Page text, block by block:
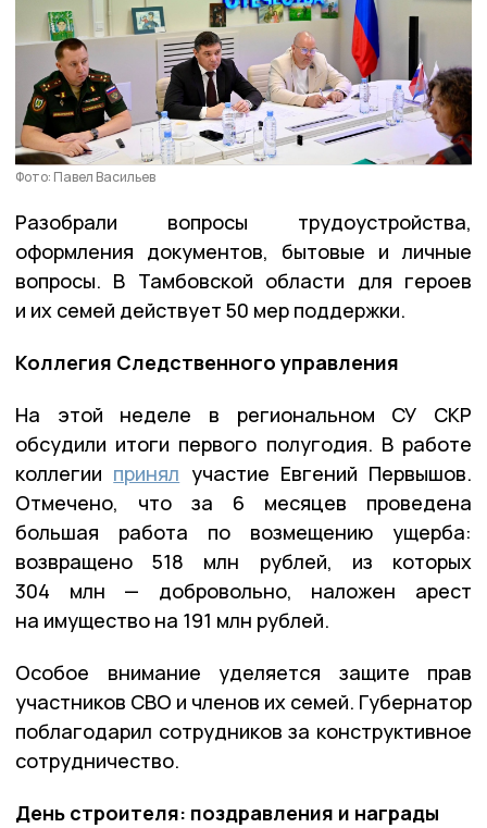
Фото: Павел Васильев
Разобрали вопросы трудоустройства,
оформления документов, бытовые и личные
вопросы. В Тамбовской области для героев
и их семей действует 50 мер поддержки.
Коллегия Следственного управления
На этой неделе в региональном СУ СКР
обсудили итоги первого полугодия. В работе
коллегии принял участие Евгений Первышов.
Отмечено, что за 6 месяцев проведена
большая работа по возмещению ущерба:
возвращено 518 млн рублей, из которых
304 млн — добровольно, наложен арест
на имущество на 191 млн рублей.
Особое внимание уделяется защите прав
участников СВО и членов их семей. Губернатор
поблагодарил сотрудников за конструктивное
сотрудничество.
День строителя: поздравления и награды